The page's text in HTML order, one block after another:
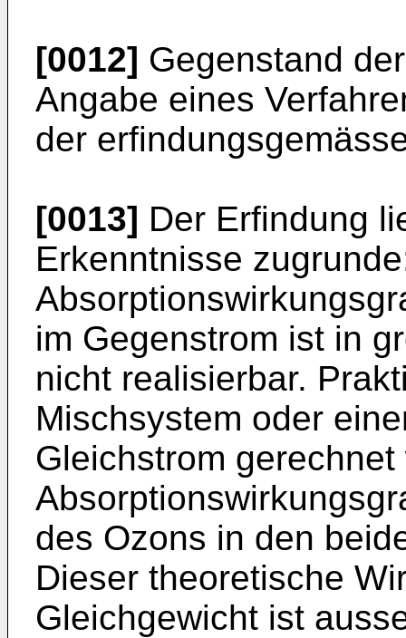
[0012] Gegenstand
Angabe eines
der
[0013] Der Erfindung
Erkenntnisse
im Gegenstrom ist in
nicht realisierbar.
Mischsystem oder
Gleichstrom
des Ozons in den
Dieser theoretische
Gleichgewicht ist